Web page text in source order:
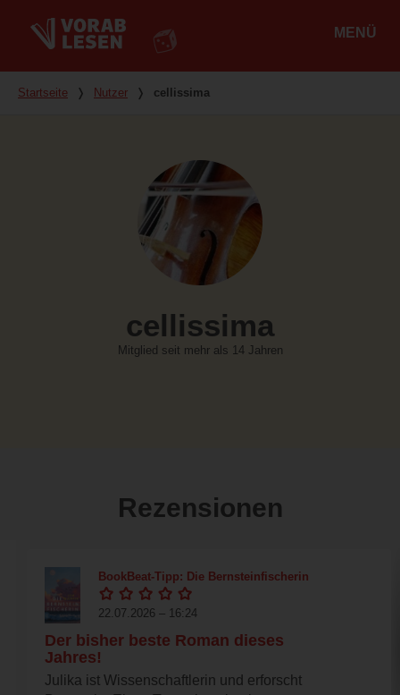
MENÜ
Du bist hier
Startseite ❭ Nutzer ❭ cellissima
cellissima
Mitglied seit mehr als 14 Jahren
Rezensionen
BookBeat-Tipp: Die Bernsteinfischerin
22.07.2026 – 16:24
Der bisher beste Roman dieses
Jahres!
Julika ist Wissenschaftlerin und erforscht